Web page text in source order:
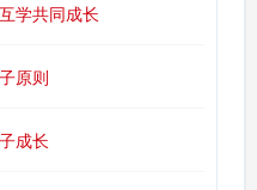
学共同成长
原则
成长